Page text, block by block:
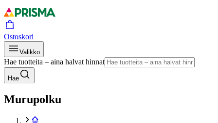
Ostoskori
Valikko
Hae tuotteita – aina halvat hinnat
Hae
Murupolku